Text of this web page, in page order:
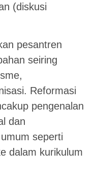
(diskusi
pesantren
seiring
Reformasi
pengenalan
dan
seperti
dalam kurikulum